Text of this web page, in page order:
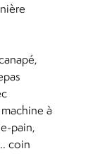
à
pain,
coin